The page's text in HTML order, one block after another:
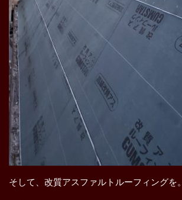
そして、改質アスファルトルーフィングを。